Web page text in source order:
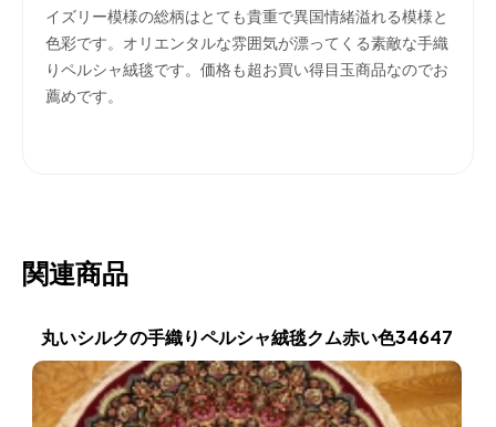
イズリー模様の総柄はとても貴重で異国情緒溢れる模様と
色彩です。オリエンタルな雰囲気が漂ってくる素敵な手織
りペルシャ絨毯です。価格も超お買い得目玉商品なのでお
薦めです。
関連商品
丸いシルクの手織りペルシャ絨毯クム赤い色34647